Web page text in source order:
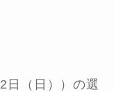
日（日））の選